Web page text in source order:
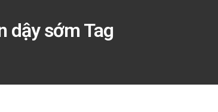
dậy sớm Tag